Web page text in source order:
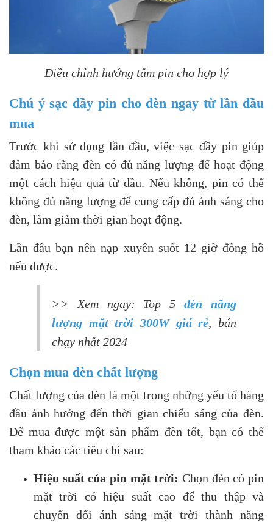
Điều chỉnh hướng tấm pin cho hợp lý
Chú ý sạc đầy pin cho đèn ngay từ lần đầu
mua
Trước khi sử dụng lần đầu, việc sạc đầy pin giúp
đảm bảo rằng đèn có đủ năng lượng để hoạt động
một cách hiệu quả từ đầu. Nếu không, pin có thể
không đủ năng lượng để cung cấp đủ ánh sáng cho
đèn, làm giảm thời gian hoạt động.
Lần đầu bạn nên nạp xuyên suốt 12 giờ đồng hồ
nếu được.
>> Xem ngay: Top 5đèn năng
lượng mặt trời 300W giá rẻ, bán
chạy nhất 2024
Chọn mua đèn chất lượng
Chất lượng của đèn là một trong những yếu tố hàng
đầu ảnh hưởng đến thời gian chiếu sáng của đèn.
Để mua được một sản phẩm đèn tốt, bạn có thể
tham khảo các tiêu chí sau:
Hiệu suất của pin mặt trời: Chọn đèn có pin
mặt trời có hiệu suất cao để thu thập và
chuyển đổi ánh sáng mặt trời thành năng